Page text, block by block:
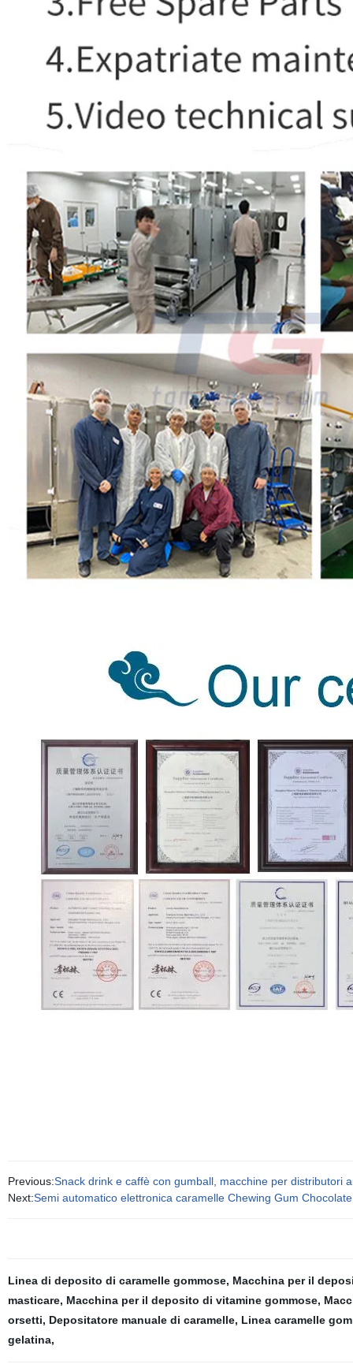
Previous:Snack drink e caffè con gumball, macchine per distributori
Next:Semi automatico elettronica caramelle Chewing Gum
Linea di deposito di caramelle gommose, Macchina per il
masticare, Macchina per il deposito di vitamine gommose,
orsetti, Depositatore manuale di caramelle, Linea caramelle
gelatina,